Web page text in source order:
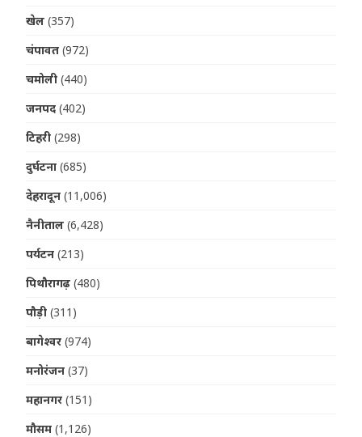
खेल (357)
चंपावत (972)
चमोली (440)
जनपद (402)
टिहरी (298)
दुर्घटना (685)
देहरादून (11,006)
नैनीताल (6,428)
पर्यटन (213)
पिथौरागढ़ (480)
पौड़ी (311)
बागेश्वर (974)
मनोरंजन (37)
महानगर (151)
मौसम (1,126)